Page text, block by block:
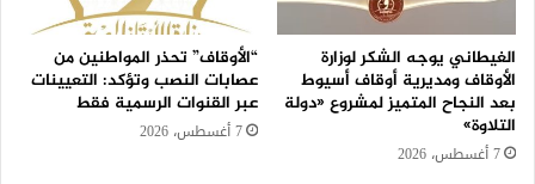
الغيطاني يوجه الشكر لوزارة
الأوقاف ومديرية أوقاف أسيوط
بعد النجاح المتميز لمشروع «دولة
التلاوة»
7 أغسطس، 2026
“الأوقاف” تحذر المواطنين من
عصابات النصب وتؤكد: التعيينات
عبر القنوات الرسمية فقط
7 أغسطس، 2026